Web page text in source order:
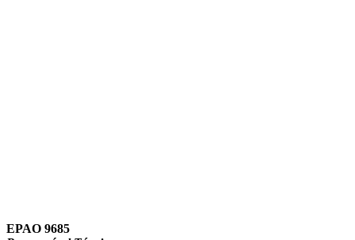
EPAO 9685